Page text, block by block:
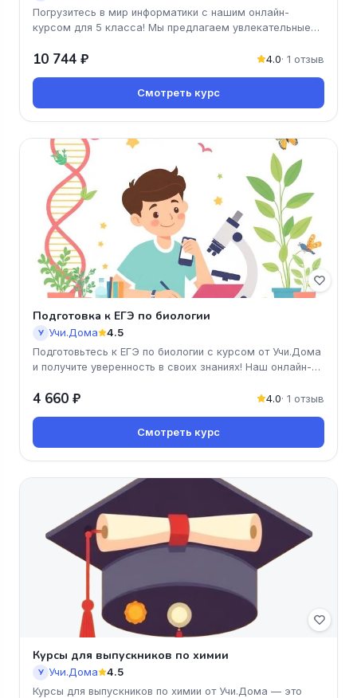
Погрузитесь в мир информатики с нашим онлайн-
курсом для 5 класса! Мы предлагаем увлекательные
10 744 ₽ 4.0· 1 отзыв
Смотреть курс
Подготовка к ЕГЭ по биологии
У Учи.Дома 4.5
Подготовьтесь к ЕГЭ по биологии с курсом от Учи.Дома
и получите уверенность в своих знаниях! Наш онлайн-
4 660 ₽ 4.0· 1 отзыв
Смотреть курс
Курсы для выпускников по химии
У Учи.Дома 4.5
Курсы для выпускников по химии от Учи.Дома — это